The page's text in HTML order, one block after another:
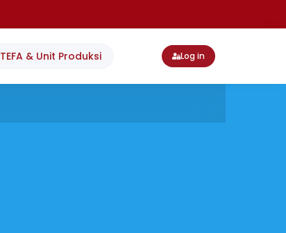
TEFA & Unit Produksi Log in